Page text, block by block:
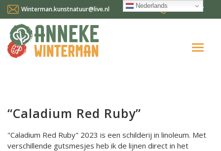
Winterman.kunstnatuur@live.nl 0641124587
Workshops en cursussen
Gallery Suncorner
“Caladium Red Ruby”
"Caladium Red Ruby" 2023 is een schilderij in linoleum. Met
verschillende gutsmesjes heb ik de lijnen direct in het
Nederlands